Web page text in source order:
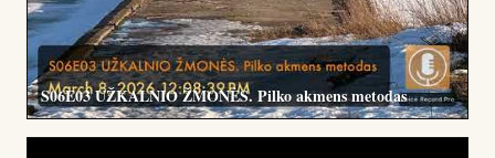
S06E03 UŽKALNIO ŽMONĖS. Pilko akmens metodas